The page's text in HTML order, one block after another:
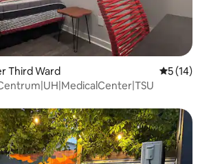
Third Ward 5 av 5 i
5 (14)